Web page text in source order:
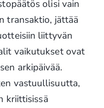
olisi vain
transaktio, jättää
liittyvän
vaikutukset ovat
arkipäivää.
vastuullisuutta,
kriittisissä